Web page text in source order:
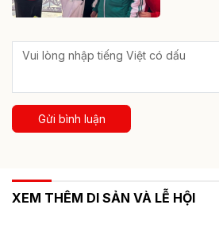
Gửi bình luận
XEM THÊM DI SẢN VÀ LỄ HỘI